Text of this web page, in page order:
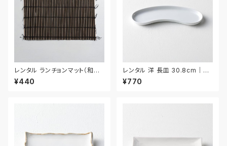
レンタル ランチョンマット（和風）
54cm｜MAW026
¥440
レンタル 洋 長皿 30.8cm｜YN
A008
¥770